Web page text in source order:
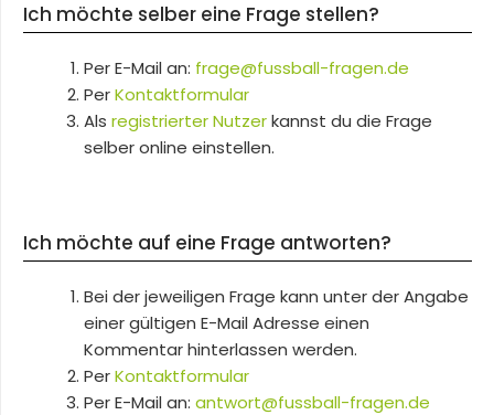
Ich möchte selber eine Frage stellen?
Per E-Mail an: frage@fussball-fragen.de
PerKontaktformular
Als registrierter Nutzerkannst du die Frage
selber online einstellen.
Ich möchte auf eine Frage antworten?
Bei der jeweiligen Frage kann unter der Angabe
einer gültigen E-Mail Adresse einen
Kommentar hinterlassen werden.
PerKontaktformular
Per E-Mail an: antwort@fussball-fragen.de